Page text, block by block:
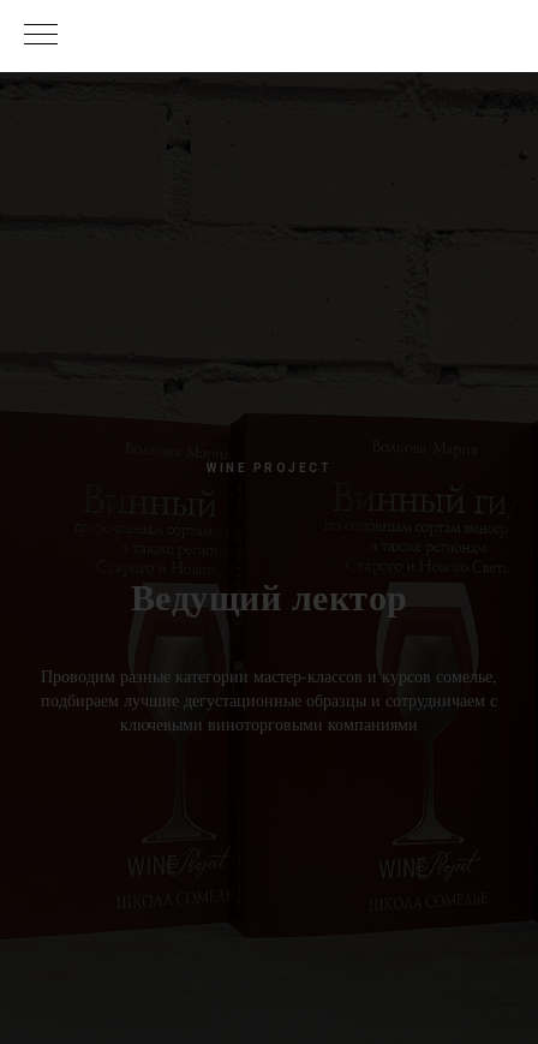
WINE PROJECT
Ведущий лектор
Проводим разные категории мастер-классов и курсов сомелье,
подбираем лучшие дегустационные образцы и сотрудничаем с
ключевыми виноторговыми компаниями